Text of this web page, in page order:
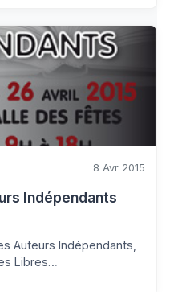
8 Avr 2015
Indépendants
Auteurs Indépendants,
Libres…